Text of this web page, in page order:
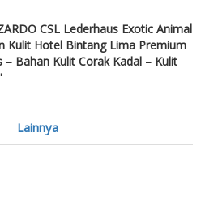
CSL Lederhaus Exotic Animal
Kulit Hotel Bintang Lima Premium
– Bahan Kulit Corak Kadal – Kulit
Lainnya